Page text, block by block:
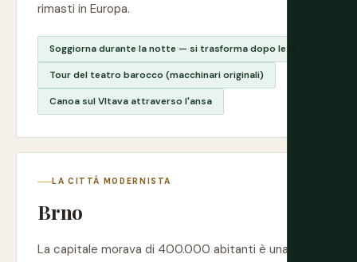
rimasti in Europa.
Soggiorna durante la notte — si trasforma dopo le 18
Tour del teatro barocco (macchinari originali)
Canoa sul Vltava attraverso l'ansa
LA CITTÀ MODERNISTA
Brno
La capitale morava di 400.000 abitanti è una vera